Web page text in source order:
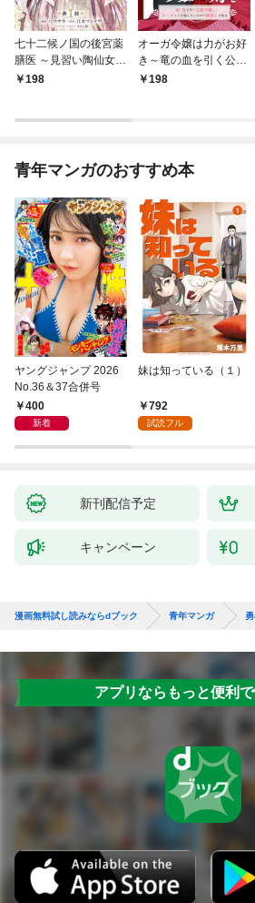
七十二候ノ国の後宮薬
膳医 ～見習い陶仙女で
すが、もふもふ達とお
198
オーガ令嬢は力がお好
き～竜の血を引く公爵
令嬢、オーガよりも強
198
青年マンガのおすすめ本
ヤングジャンプ 2026
No.36＆37合併号
400
新着
妹は知っている（１）
792
試読フル
新刊配信予定
キャンペーン
漫画無料試し読みならdブック 青年マンガ
アプリならもっと便利で